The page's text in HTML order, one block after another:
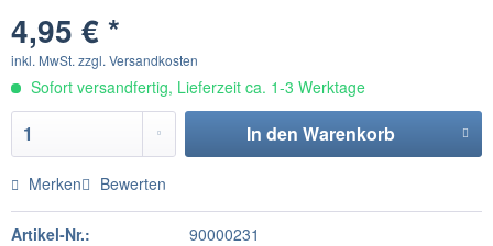
4,95 € *
inkl. MwSt. zzgl. Versandkosten
Sofort versandfertig, Lieferzeit ca. 1-3 Werktage
In den Warenkorb
Merken Bewerten
Artikel-Nr.: 90000231